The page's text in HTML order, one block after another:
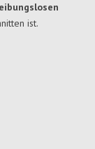
ist.